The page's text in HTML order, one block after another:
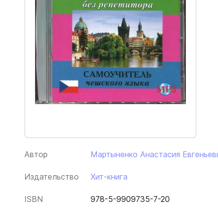
Автор Мартыненко Анастасия
Издательство Хит-книга
ISBN 978-5-9909735-7-20